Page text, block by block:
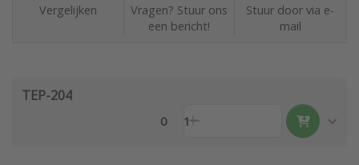
Vergelijken
Vragen? Stuur ons
een bericht!
Stuur door via e-
mail
TEP-204
0 1